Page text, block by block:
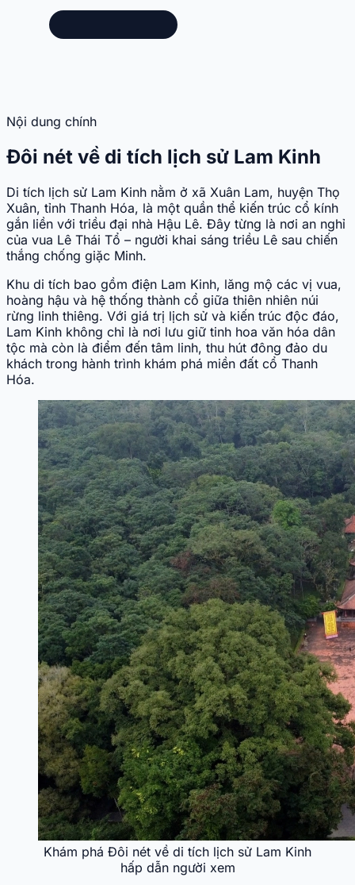
Nội dung chính
Đôi nét về di tích lịch sử Lam Kinh
Di tích lịch sử Lam Kinh nằm ở xã Xuân Lam, huyện Thọ
Xuân, tỉnh Thanh Hóa, là một quần thể kiến trúc cổ kính
gắn liền với triều đại nhà Hậu Lê. Đây từng là nơi an nghỉ
của vua Lê Thái Tổ – người khai sáng triều Lê sau chiến
thắng chống giặc Minh.
Khu di tích bao gồm điện Lam Kinh, lăng mộ các vị vua,
hoàng hậu và hệ thống thành cổ giữa thiên nhiên núi
rừng linh thiêng. Với giá trị lịch sử và kiến trúc độc đáo,
Lam Kinh không chỉ là nơi lưu giữ tinh hoa văn hóa dân
tộc mà còn là điểm đến tâm linh, thu hút đông đảo du
khách trong hành trình khám phá miền đất cổ Thanh
Hóa.
Khám phá Đôi nét về di tích lịch sử Lam Kinh
hấp dẫn người xem